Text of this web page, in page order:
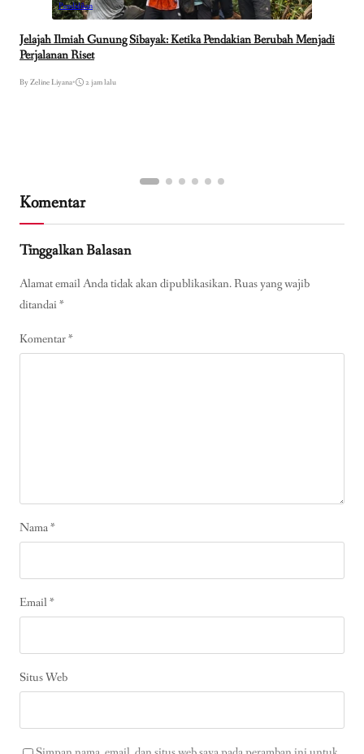
Pendidikan
Jelajah Ilmiah Gunung Sibayak: Ketika Pendakian Berubah Menjadi
Perjalanan Riset
By Zeline Liyana• 2 jam lalu
Komentar
Tinggalkan Balasan
Alamat email Anda tidak akan dipublikasikan.Ruas yang wajib
ditandai*
Komentar*
Nama*
Email*
Situs Web